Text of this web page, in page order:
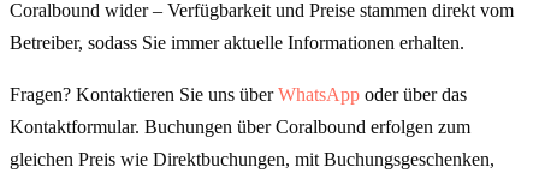
Coralbound wider – Verfügbarkeit und Preise stammen direkt vom
Betreiber, sodass Sie immer aktuelle Informationen erhalten.
Fragen? Kontaktieren Sie uns überWhatsApp oder über das
Kontaktformular. Buchungen über Coralbound erfolgen zum
gleichen Preis wie Direktbuchungen, mit Buchungsgeschenken,